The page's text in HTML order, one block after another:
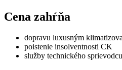
Cena zahŕňa
dopravu luxusným
poistenie insolventnosti CK
služby technického sprievodcu